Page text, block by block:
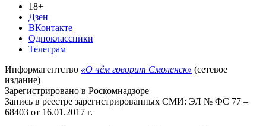
18+
Дзен
ВКонтакте
Одноклассники
Телеграм
Информагентство «О чём говорит Смоленск» (сетевое
издание)
Зарегистрировано в Роскомнадзоре
Запись в реестре зарегистрированных СМИ: ЭЛ № ФС 77 –
68403 от 16.01.2017 г.